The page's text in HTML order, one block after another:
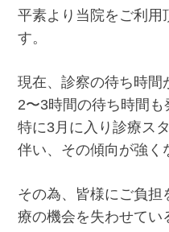
平素より当院をご利用
す。
現在、診察の待ち時間
2〜3時間の待ち時間も
特に3月に入り診療ス
伴い、その傾向が強く
その為、皆様にご負担
療の機会を失わせてい